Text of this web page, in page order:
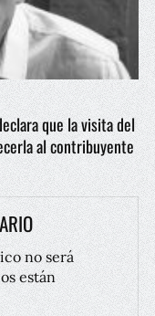
que la visita del
al contribuyente
no será
están